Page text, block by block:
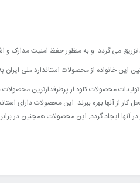
محصولات کاوه از پرطرفدارترین